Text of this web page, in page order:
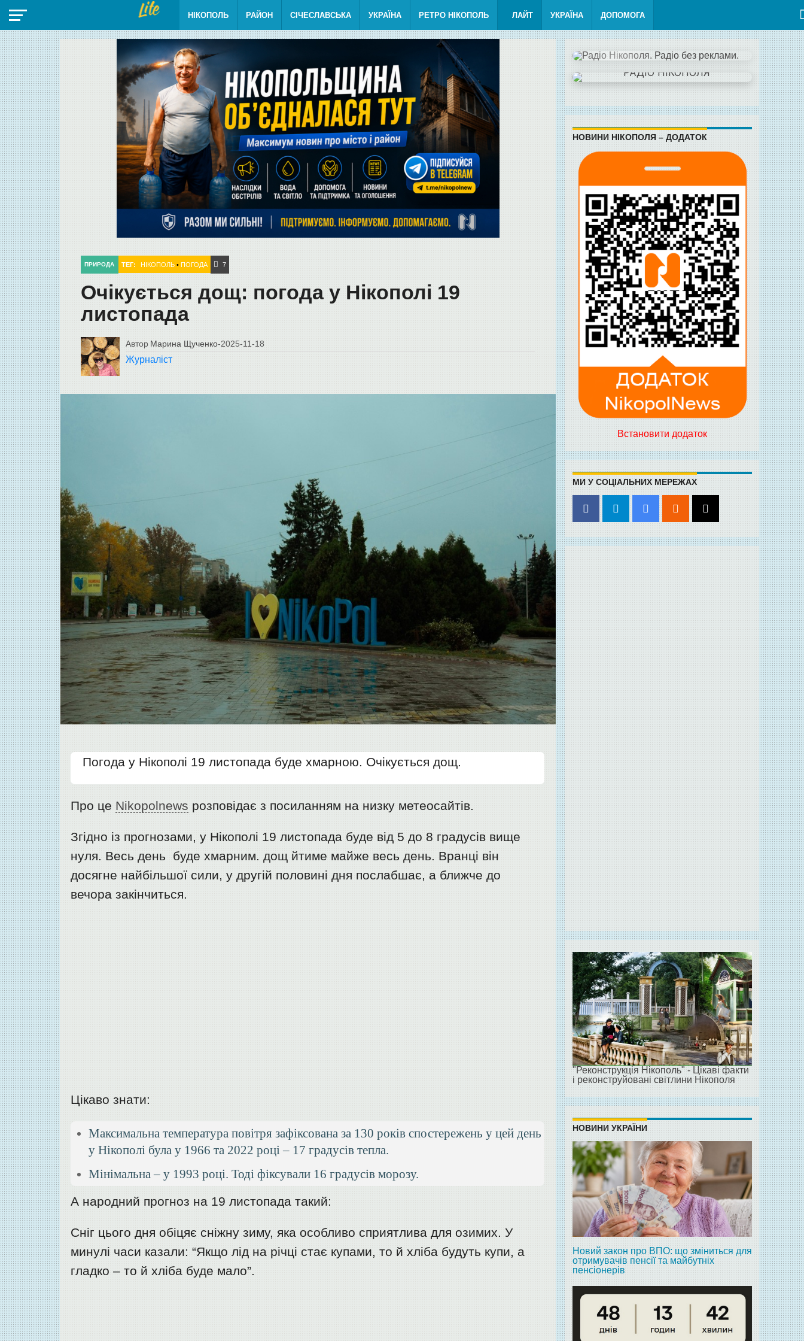
НІКОПОЛЬ РАЙОН СІЧЕСЛАВСЬКА УКРАЇНА РЕТРО НІКОПОЛЬ ЛАЙТ УКРАЇНА ДОПОМОГА
ПРИРОДА ТЕГ: НІКОПОЛЬ •ПОГОДА 7
Очікується дощ: погода у Нікополі 19
листопада
Автор Марина Щученко-2025-11-18
Журналіст
Погода у Нікополі 19 листопада буде хмарною. Очікується дощ.
Про це Nikopolnews розповідає з посиланням на низку метеосайтів.
Згідно із прогнозами, у Нікополі 19 листопада буде від 5 до 8 градусів вище
нуля. Весь день буде хмарним. дощ йтиме майже весь день. Вранці він
досягне найбільшої сили, у другій половині дня послабшає, а ближче до
вечора закінчиться.
Цікаво знати:
Максимальна температура повітря зафіксована за 130 років спостережень у цей день
у Нікополі була у 1966 та 2022 році – 17 градусів тепла.
Мінімальна – у 1993 році. Тоді фіксували 16 градусів морозу.
А народний прогноз на 19 листопада такий:
Сніг цього дня обіцяє сніжну зиму, яка особливо сприятлива для озимих. У
минулі часи казали: “Якщо лід на річці стає купами, то й хліба будуть купи, а
гладко – то й хліба буде мало”.
НОВИНИ НІКОПОЛЯ – ДОДАТОК
Встановити додаток
МИ У СОЦІАЛЬНИХ МЕРЕЖАХ
"Реконструкція Нікополь" - Цікаві факти
і реконструйовані світлини Нікополя
НОВИНИ УКРАЇНИ
Новий закон про ВПО: що зміниться для
отримувачів пенсії та майбутніх
пенсіонерів